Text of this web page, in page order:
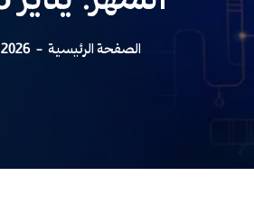
الصفحة الرئيسية 2026